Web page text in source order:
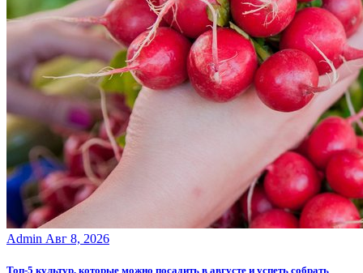
Admin Авг 8, 2026
Топ-5 культур, которые можно посадить в августе и успеть собрать